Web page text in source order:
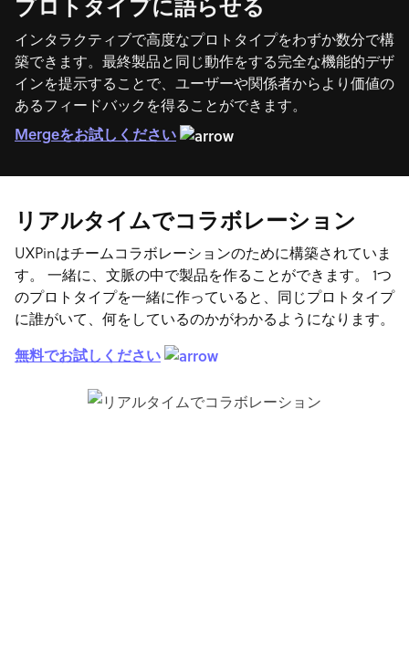
インタラクティブで高度なプロトタイプをわずか数分で構
築できます。最終製品と同じ動作をする完全な機能的デザ
インを提示することで、ユーザーや関係者からより価値の
あるフィードバックを得ることができます。
Mergeをお試しください
リアルタイムでコラボレーション
UXPinはチームコラボレーションのために構築されていま
す。 一緒に、文脈の中で製品を作ることができます。 1つ
のプロトタイプを一緒に作っていると、同じプロトタイプ
に誰がいて、何をしているのかがわかるようになります。
無料でお試しください